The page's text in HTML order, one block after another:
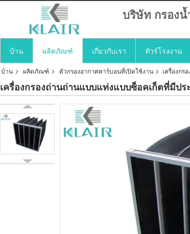
บริษัท กรองน้
บ้าน ผลิตภัณฑ์ เกี่ยวกับเรา ทัวร์โรงงาน
บ้าน ผลิตภัณฑ์ ตัวกรองอากาศคาร์บอนที่เปิดใช้งาน เครื่องกร
เครื่องกรองถ่านถ่านแบบแท่งแบบซ็อคเก็ตที่มีป